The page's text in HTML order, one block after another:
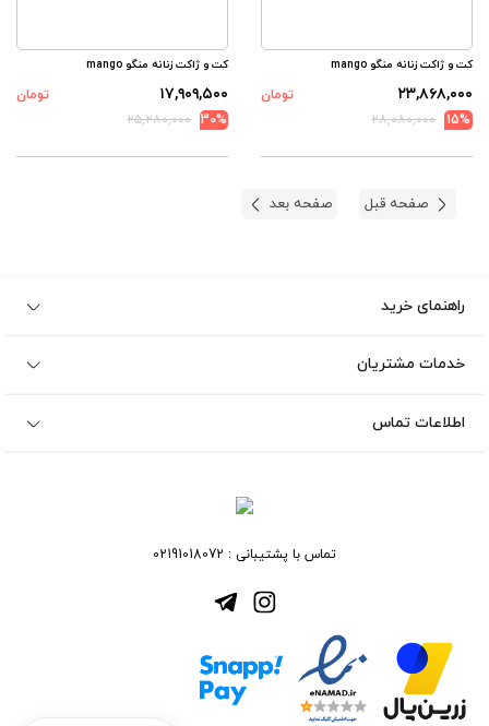
کت و ژاکت زنانه منگو mango
۲۳,۸۶۸,۰۰۰
تومان
15%
۲۸,۰۸۰,۰۰۰
کت و ژاکت زنانه منگو mango
۱۷,۹۰۹,۵۰۰
تومان
30% ۲۵,۲۸۰,۰۰۰
صفحه قبل صفحه بعد
راهنمای خرید
خدمات مشتریان
اطلاعات تماس
تماس با پشتیبانی : 02191018072